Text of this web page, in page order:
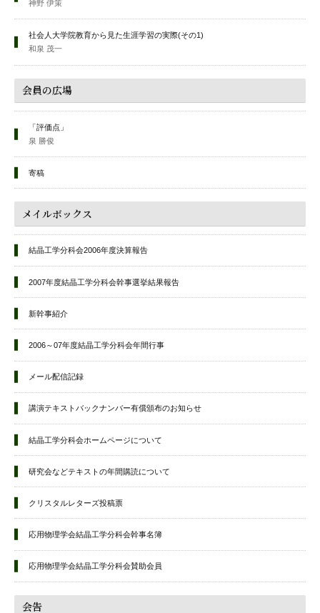
神野 伊策
社会人大学院教育から見た生涯学習の実際(その1)
和泉 茂一
会員の広場
「評価点」
泉 勝俊
寄稿
メイルボックス
結晶工学分科会2006年度決算報告
2007年度結晶工学分科会幹事選挙結果報告
新幹事紹介
2006～07年度結晶工学分科会年間行事
メール配信記録
講演テキストバックナンバー有償頒布のお知らせ
結晶工学分科会ホームページについて
研究会などテキストの年間購読について
クリスタルレターズ投稿票
応用物理学会結晶工学分科会幹事名簿
応用物理学会結晶工学分科会賛助会員
会告